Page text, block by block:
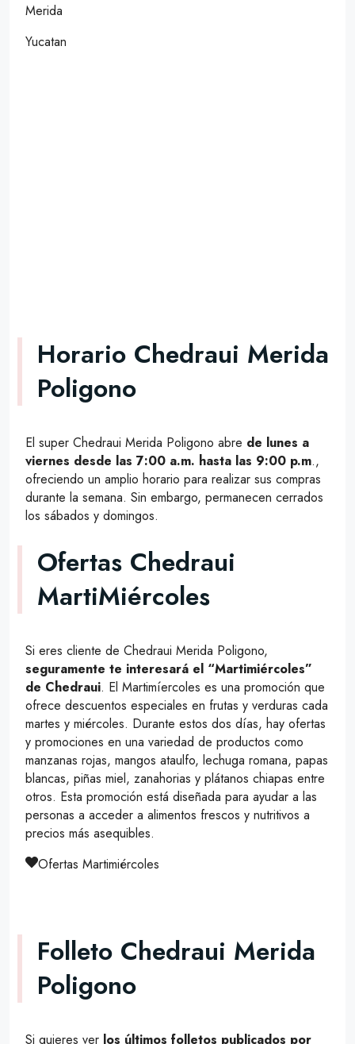
Merida
Yucatan
Horario Chedraui Merida
Poligono
El super Chedraui Merida Poligono abre de lunes a
viernes desde las 7:00 a.m. hasta las 9:00 p.m.,
ofreciendo un amplio horario para realizar sus compras
durante la semana. Sin embargo, permanecen cerrados
los sábados y domingos.
Ofertas Chedraui
MartiMiércoles
Si eres cliente de Chedraui Merida Poligono,
seguramente te interesará el “Martimiércoles”
de Chedraui. El Martimíercoles es una promoción que
ofrece descuentos especiales en frutas y verduras cada
martes y miércoles. Durante estos dos días, hay ofertas
y promociones en una variedad de productos como
manzanas rojas, mangos ataulfo, lechuga romana, papas
blancas, piñas miel, zanahorias y plátanos chiapas entre
otros. Esta promoción está diseñada para ayudar a las
personas a acceder a alimentos frescos y nutritivos a
precios más asequibles.
Ofertas Martimiércoles
Folleto Chedraui Merida
Poligono
Si quieres ver los últimos folletos publicados por